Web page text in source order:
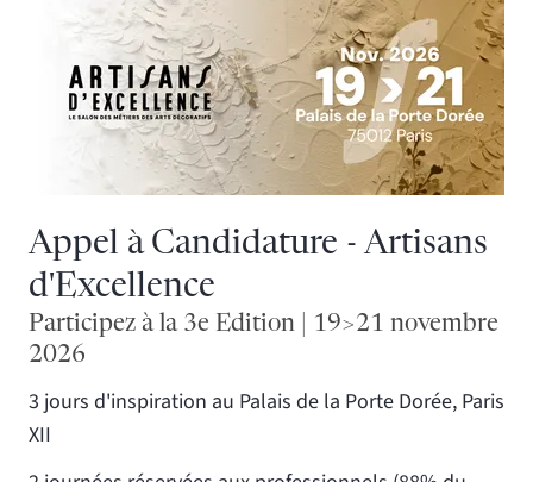
Appel à Candidature - Artisans
d'Excellence
Participez à la 3e Edition | 19>21 novembre
2026
3 jours d'inspiration au Palais de la Porte Dorée, Paris
XII